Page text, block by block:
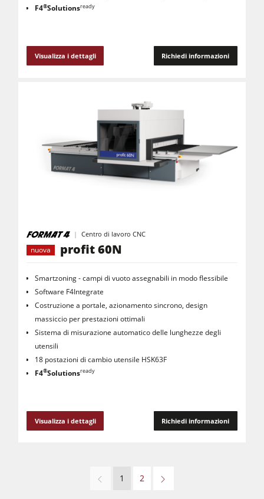
F4®Solutionsready
Visualizza i dettagli Richiedi informazioni
Centro di lavoro CNC
nuova
profit 60N
Smartzoning - campi di vuoto assegnabili in modo flessibile
Software F4Integrate
Costruzione a portale, azionamento sincrono, design
massiccio per prestazioni ottimali
Sistema di misurazione automatico delle lunghezze degli
utensili
18 postazioni di cambio utensile HSK63F
F4®Solutionsready
Visualizza i dettagli Richiedi informazioni
1 2